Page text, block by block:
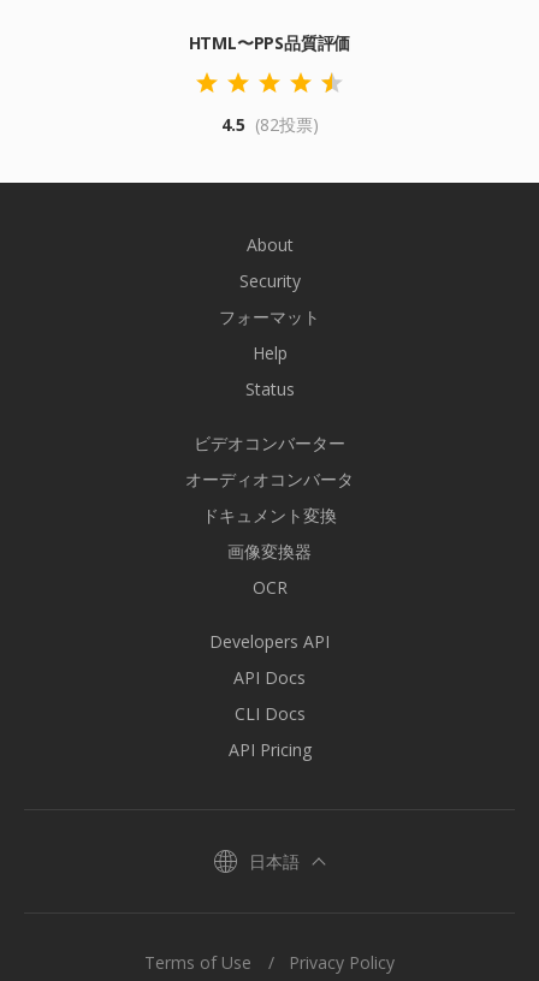
HTML〜PPS品質評価
4.5 (82投票)
About
Security
フォーマット
Help
Status
ビデオコンバーター
オーディオコンバータ
ドキュメント変換
画像変換器
OCR
Developers API
API Docs
CLI Docs
API Pricing
日本語
Terms of Use Privacy Policy